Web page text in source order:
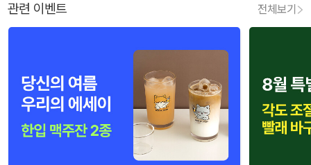
관련 이벤트 전체보기